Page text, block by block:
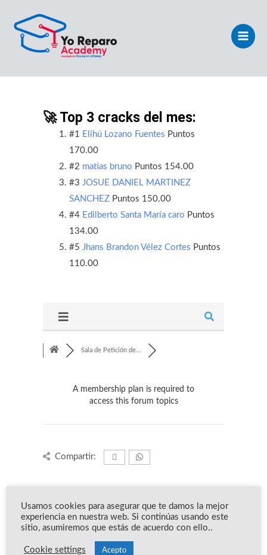
contenido
Menu
🚀 Top 3 cracks del mes:
#1 Elihú Lozano Fuentes Puntos
170.00
#2 matias bruno Puntos 154.00
#3 JOSUE DANIEL MARTINEZ
SANCHEZ Puntos 150.00
#4 Edilberto Santa María caro Puntos
134.00
#5 Jhans Brandon Vélez Cortes Puntos
110.00
Sala de Petición de...
A membership plan is required to
access this forum topics
Compartir:
Información del foro
Nuestro miembro más reciente:
Kevin Ramirez
Usamos cookies para asegurar que te damos la mejor
experiencia en nuestra web. Si continúas usando este
sitio, asumiremos que estás de acuerdo con ello..
Cookie settings Acepto